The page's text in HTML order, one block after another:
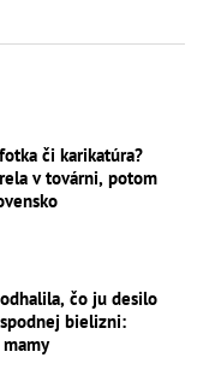
či karikatúra?
v továrni, potom
čo ju desilo
bielizni: